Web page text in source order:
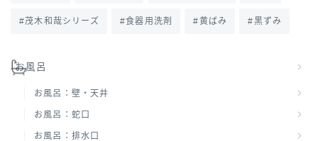
茂木和哉シリーズ 食器用洗剤 黄ばみ 黒ずみ
お風呂
お風呂：壁・天井
お風呂：蛇口
お風呂：排水口